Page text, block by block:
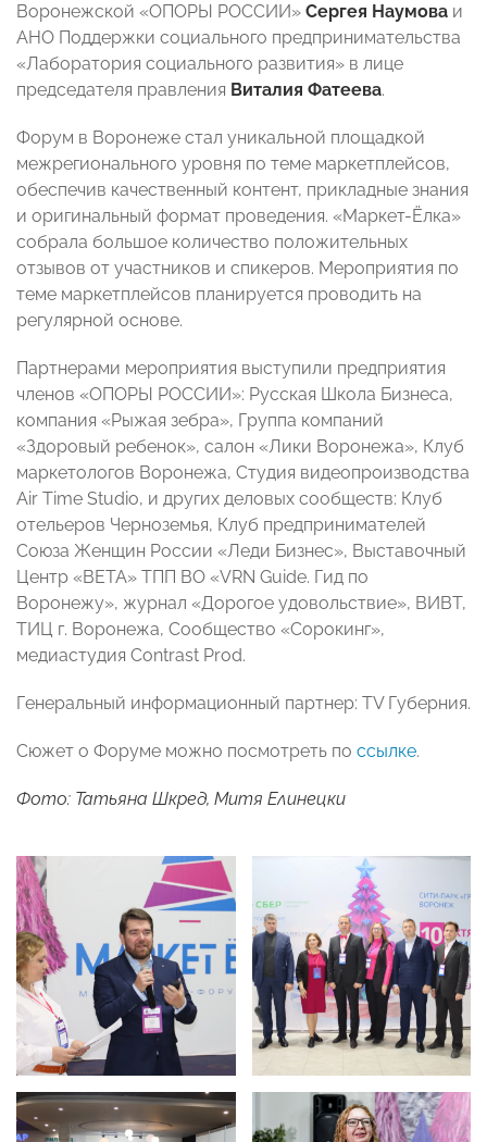
Воронежской «ОПОРЫ РОССИИ» Сергея Наумова и
АНО Поддержки социального предпринимательства
«Лаборатория социального развития» в лице
председателя правления Виталия Фатеева.
Форум в Воронеже стал уникальной площадкой
межрегионального уровня по теме маркетплейсов,
обеспечив качественный контент, прикладные знания
и оригинальный формат проведения. «Маркет-Ёлка»
собрала большое количество положительных
отзывов от участников и спикеров. Мероприятия по
теме маркетплейсов планируется проводить на
регулярной основе.
Партнерами мероприятия выступили предприятия
членов «ОПОРЫ РОССИИ»: Русская Школа Бизнеса,
компания «Рыжая зебра», Группа компаний
«Здоровый ребенок», салон «Лики Воронежа», Клуб
маркетологов Воронежа, Студия видеопроизводства
Air Time Studio, и других деловых сообществ: Клуб
отельеров Черноземья, Клуб предпринимателей
Союза Женщин России «Леди Бизнес», Выставочный
Центр «ВЕТА» ТПП ВО «VRN Guide. Гид по
Воронежу», журнал «Дорогое удовольствие», ВИВТ,
ТИЦ г. Воронежа, Сообщество «Сорокинг»,
медиастудия Contrast Prod.
Генеральный информационный партнер: TV Губерния.
Сюжет о Форуме можно посмотреть по ссылке.
Фото: Татьяна Шкред, Митя Елинецки